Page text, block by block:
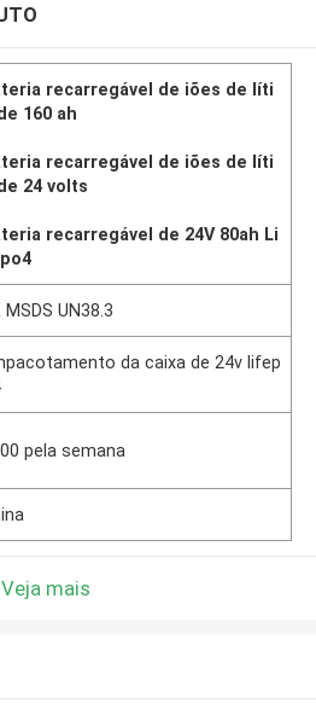
recarregável de iões de líti
160 ah
recarregável de iões de líti
24 volts
recarregável de 24V 80ah Li
MSDS UN38.3
da caixa de 24v lifep
pela semana
Veja mais